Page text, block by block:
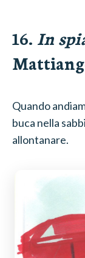
16. In
Quando
buca nella
allontanare.